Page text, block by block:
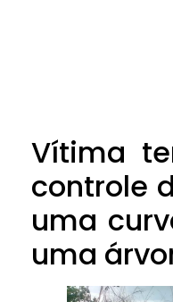
Vítima
controle
uma
uma